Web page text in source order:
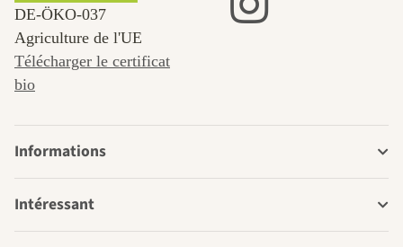
DE‑ÖKO‑037
Agriculture de l'UE
Télécharger le certificat
bio
Informations
Intéressant